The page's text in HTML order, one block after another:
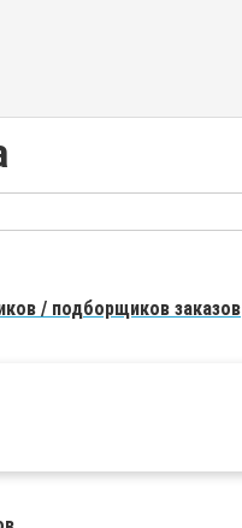
/ подборщиков заказов